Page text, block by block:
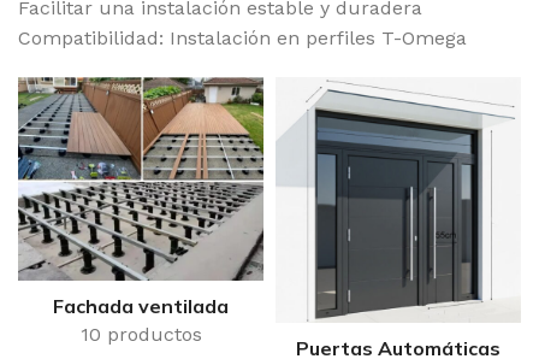
Facilitar una instalación estable y duradera
Compatibilidad: Instalación en perfiles T-Omega
Fachada ventilada
10 productos
Puertas Automáticas